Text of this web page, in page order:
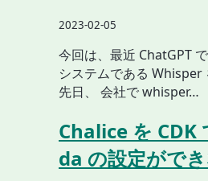
2023-02-05
今回は、最近 ChatGPT
システムである Whisper
先日、 会社で whisper…
Chalice を CDK
da の設定がで